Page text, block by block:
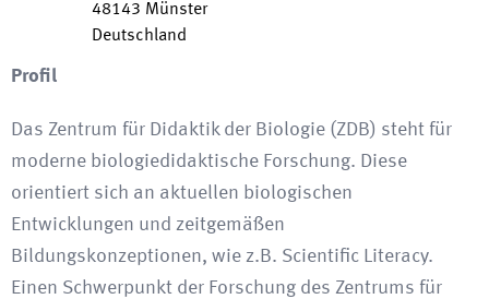
48143 Münster
Deutschland
Profil
Das Zentrum für Didaktik der Biologie (ZDB) steht für
moderne biologiedidaktische Forschung. Diese
orientiert sich an aktuellen biologischen
Entwicklungen und zeitgemäßen
Bildungskonzeptionen, wie z.B. Scientific Literacy.
Einen Schwerpunkt der Forschung des Zentrums für